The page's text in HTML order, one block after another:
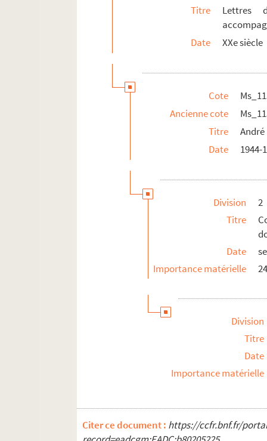
Titre
Lettres
Date
XXe siècle
Cote
Ancienne cote
Titre
Date
1944-
Division
2
Titre
Date
Importance matérielle
Division
Titre
Date
Importance matérielle
Citer ce document : https://ccfr.bnf.fr/